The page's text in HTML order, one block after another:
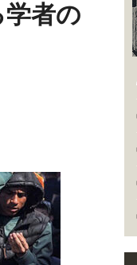
者の